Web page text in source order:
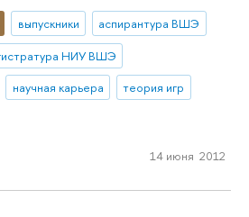
выпускники
аспирантура ВШЭ
НИУ ВШЭ
научная карьера
теория игр
14 июня 2012